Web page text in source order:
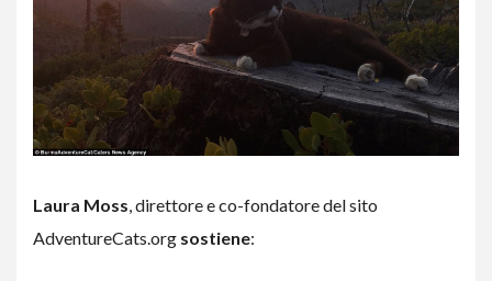
Laura Moss, direttore e co-fondatore del sito
AdventureCats.org sostiene: